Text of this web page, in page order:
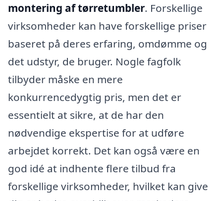
montering af tørretumbler. Forskellige
virksomheder kan have forskellige priser
baseret på deres erfaring, omdømme og
det udstyr, de bruger. Nogle fagfolk
tilbyder måske en mere
konkurrencedygtig pris, men det er
essentielt at sikre, at de har den
nødvendige ekspertise for at udføre
arbejdet korrekt. Det kan også være en
god idé at indhente flere tilbud fra
forskellige virksomheder, hvilket kan give